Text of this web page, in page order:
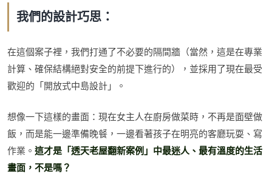
我們的設計巧思：
在這個案子裡，我們打通了不必要的隔間牆（當然，這是在專業
計算、確保結構絕對安全的前提下進行的），並採用了現在最受
歡迎的「開放式中島設計」。
想像一下這樣的畫面：現在女主人在廚房做菜時，不再是面壁做
飯，而是能一邊準備晚餐，一邊看著孩子在明亮的客廳玩耍、寫
作業。 這才是「透天老屋翻新案例」中最迷人、最有溫度的生活
畫面，不是嗎？